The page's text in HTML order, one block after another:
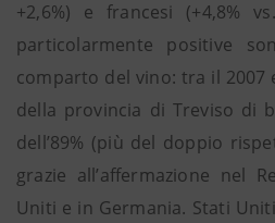
+2,6%) e francesi (+4,8%
particolarmente positive
comparto del vino: tra il 2007
della provincia di Treviso di
dell’89% (più del doppio
grazie all’affermazione nel
Uniti e in Germania. Stati